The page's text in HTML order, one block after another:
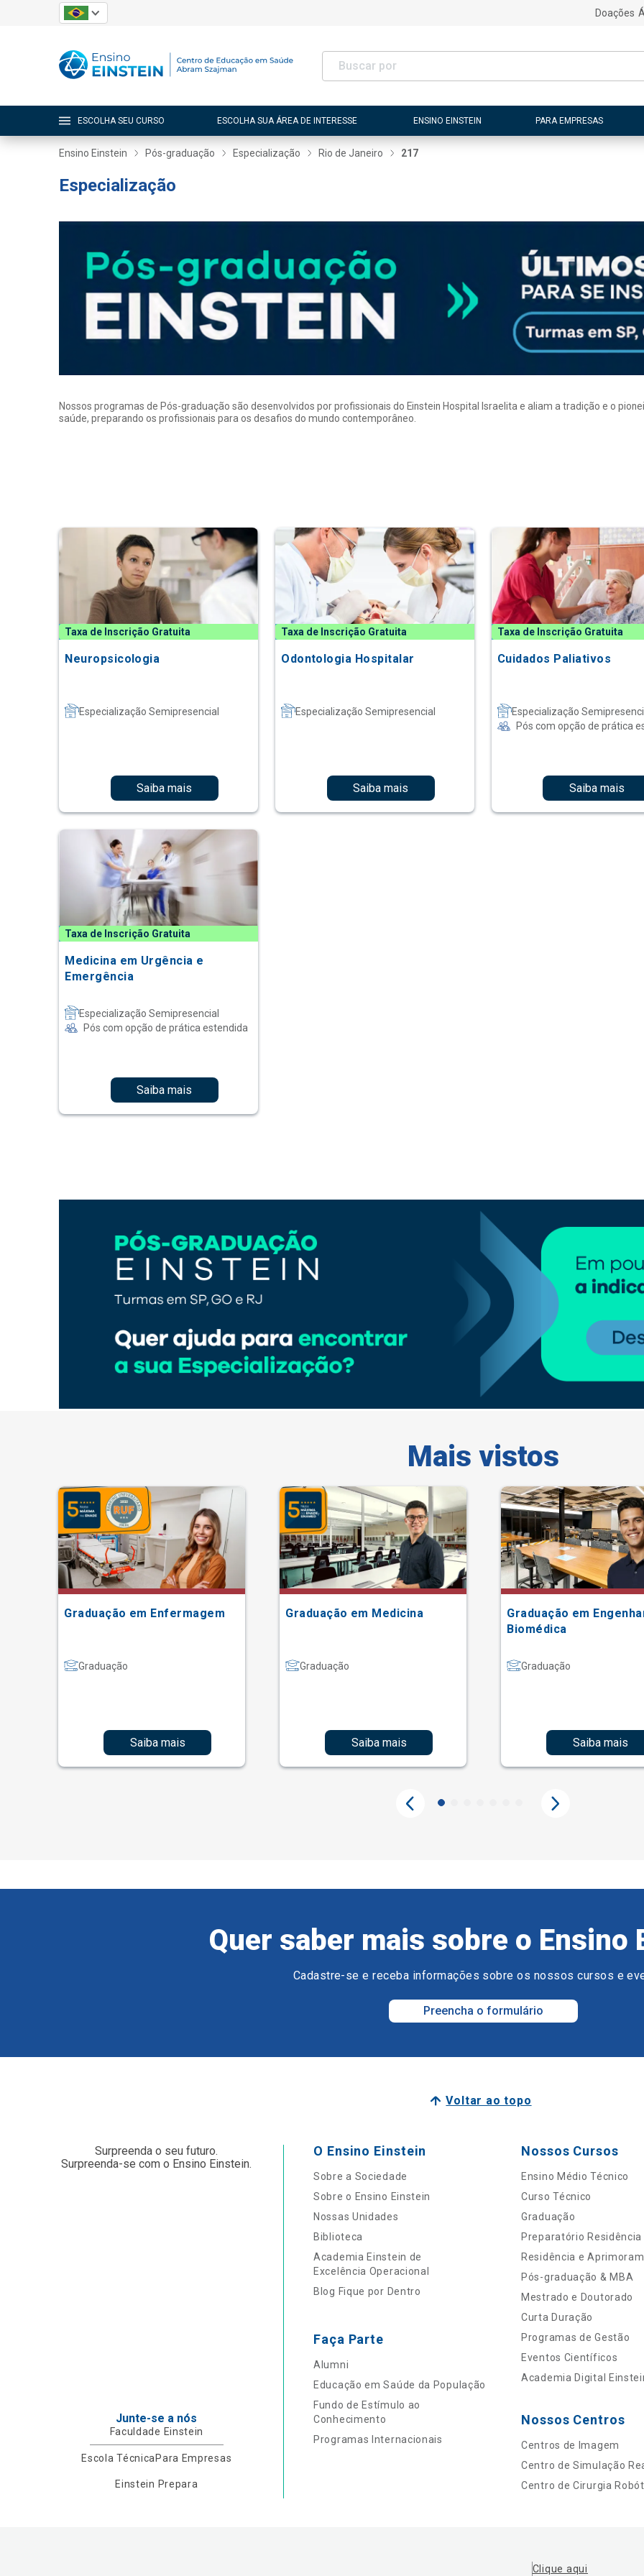
Doações
ESCOLHA SEU CURSO ESCOLHA SUA ÁREA DE INTERESSE ENSINO EINSTEIN PARA EMPRESAS
Ensino Einstein Pós-graduação Especialização Rio de Janeiro 217
Especialização
Nossos programas de Pós-graduação são desenvolvidos por profissionais do Einstein Hospital Israelita e aliam a tradição e o
saúde, preparando os profissionais para os desafios do mundo contemporâneo.
Taxa de Inscrição Gratuita
Neuropsicologia
Especialização Semipresencial
Saiba mais
Taxa de Inscrição Gratuita
Odontologia Hospitalar
Especialização Semipresencial
Saiba mais
Taxa de Inscrição Gratuita
Cuidados Paliativos
Especialização
Pós com opção de prática
Saiba mais
Taxa de Inscrição Gratuita
Medicina em Urgência e
Emergência
Especialização Semipresencial
Pós com opção de prática estendida
Saiba mais
Mais vistos
Graduação em Enfermagem
Graduação
Saiba mais
Graduação em Medicina
Graduação
Saiba mais
Graduação em
Biomédica
Graduação
Saiba mais
Quer saber mais sobre o Ensino
Cadastre-se e receba informações sobre os nossos cursos e
Preencha o formulário
Voltar ao topo
Surpreenda o seu futuro.
Surpreenda-se com o Ensino Einstein.
Junte-se a nós
Faculdade Einstein
Escola TécnicaPara Empresas
Einstein Prepara
O Ensino Einstein
Sobre a Sociedade
Sobre o Ensino Einstein
Nossas Unidades
Biblioteca
Academia Einstein de
Excelência Operacional
Blog Fique por Dentro
Faça Parte
Alumni
Educação em Saúde da População
Fundo de Estímulo ao
Conhecimento
Programas Internacionais
Nossos Cursos
Ensino Médio Técnico
Curso Técnico
Graduação
Preparatório Residência
Residência e
Pós-graduação & MBA
Mestrado e Doutorado
Curta Duração
Programas de Gestão
Eventos Científicos
Academia Digital
Nossos Centros
Centros de Imagem
Centro de Simulação
Centro de Cirurgia
Clique aqui